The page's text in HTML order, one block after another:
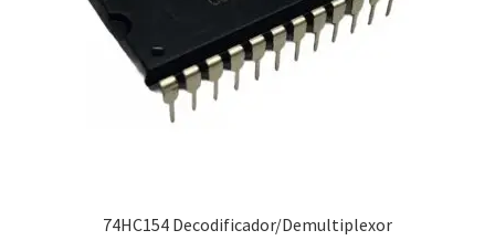
74HC154 Decodificador/Demultiplexor